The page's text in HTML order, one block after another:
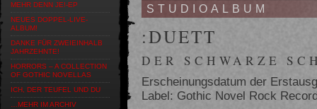
MEHR DENN JE!-EP
NEUES DOPPEL-LIVE-
ALBUM!
DANKE FÜR ZWEIEINHALB
JAHRZEHNTE!
HORRORS – A COLLECTION
OF GOTHIC NOVELLAS
ICH, DER TEUFEL UND DU
…MEHR IM ARCHIV
STUDIOALBUM
:DUETT
DER SCHWARZE
Erscheinungsdatum der
Label: Gothic Novel Rock